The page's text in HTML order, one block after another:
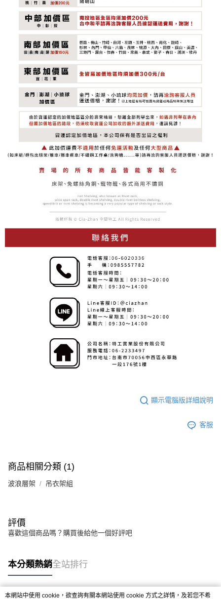
顯示電腦版詳細說明
客服
商品相關分類 (1)
波浪層架 吊衣架組
評價
喜歡這個商品嗎？購買後給他一個好評吧
本分類熱銷全站排行
本網站中使用 cookie，欲查詢有關本網站使用 cookie 方式之詳情，及若您不希